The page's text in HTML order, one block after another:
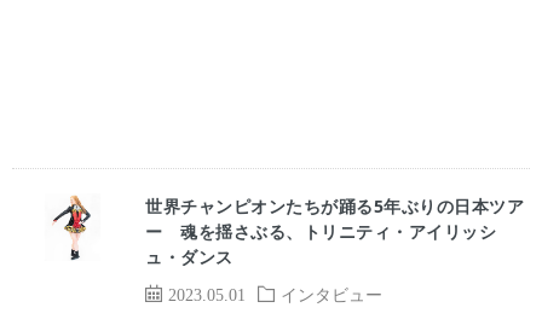
2023.05.01 インタビュー
世界チャンピオンたちが踊る5年ぶりの日本ツア
ー 魂を揺さぶる、トリニティ・アイリッシ
ュ・ダンス